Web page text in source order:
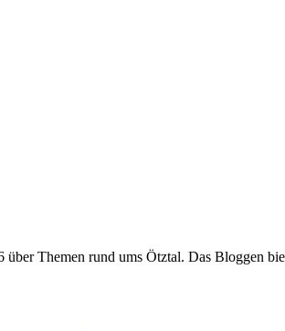
Themen rund ums Ötztal. Das Bloggen